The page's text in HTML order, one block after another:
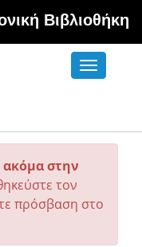
Βιβλιοθήκη
Toggle
ακόμα στην
τον
πρόσβαση στο